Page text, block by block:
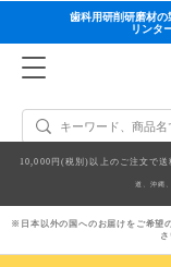
歯科用研削研磨材
リンタ
10,000円(税別)以上のご注文で送
道、沖縄
※日本以外の国へのお届けをご希望
さ